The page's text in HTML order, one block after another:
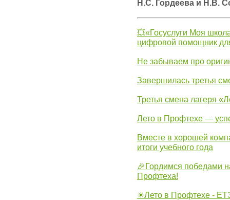
Н.С. Гордеева и Н.В.
💥«Госуслуги Моя
цифровой помощник
Не забываем про
Завершилась третья
Третья смена лагеря
Лето в Профтехе —
Вместе в хорошей
итоги учебного года
🎉Гордимся победами
Профтеха!
☀Лето в Профтехе -